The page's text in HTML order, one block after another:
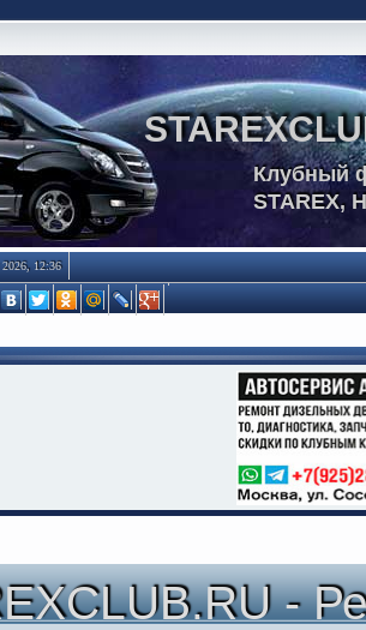
Клубный
STAREX,
2026, 12:36
-